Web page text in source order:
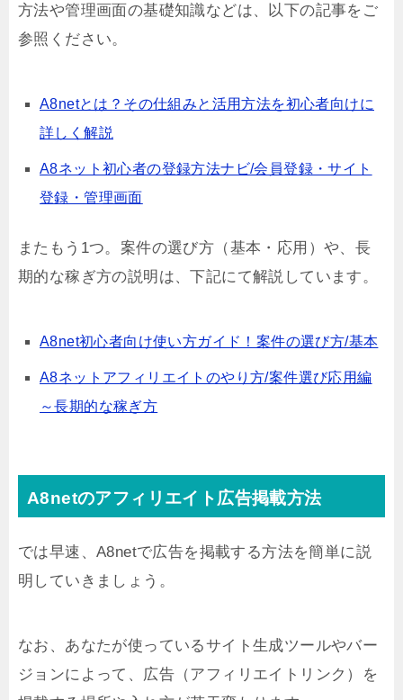
方法や管理画面の基礎知識などは、以下の記事をご
参照ください。
A8netとは？その仕組みと活用方法を初心者向けに
詳しく解説
A8ネット初心者の登録方法ナビ/会員登録・サイト
登録・管理画面
またもう1つ。案件の選び方（基本・応用）や、長
期的な稼ぎ方の説明は、下記にて解説しています。
A8net初心者向け使い方ガイド！案件の選び方/基本
A8ネットアフィリエイトのやり方/案件選び応用編
～長期的な稼ぎ方
A8netのアフィリエイト広告掲載方法
では早速、A8netで広告を掲載する方法を簡単に説
明していきましょう。
なお、あなたが使っているサイト生成ツールやバー
ジョンによって、広告（アフィリエイトリンク）を